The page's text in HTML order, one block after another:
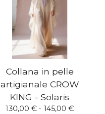
Collana in pelle
artigianale CROW
KING - Solaris
130,00 € - 145,00 €